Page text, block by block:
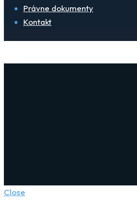
Právne dokumenty
Kontakt
Close